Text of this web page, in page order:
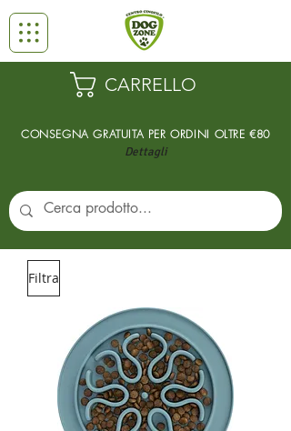
CARRELLO
CONSEGNA GRATUITA PER ORDINI OLTRE €80
Dettagli
Filtra